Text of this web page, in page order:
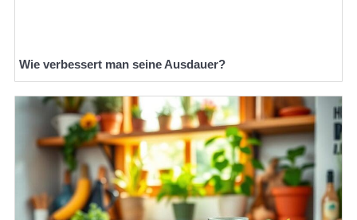
Wie verbessert man seine Ausdauer?